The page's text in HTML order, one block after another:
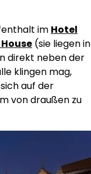
im Hotel
(sie liegen in
direkt neben der
klingen mag,
auf der
von draußen zu